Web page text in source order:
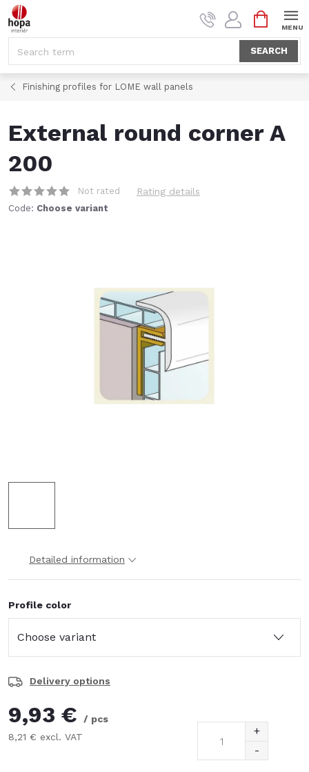
Skip
to
SEARCH
CART
Finishing profiles for LOME wall panels
External round corner A
200
Not rated Rating details
Code: Choose variant
Detailed information
Profile color
Delivery options
9,93 €
/ pcs
8,21 € excl. VAT